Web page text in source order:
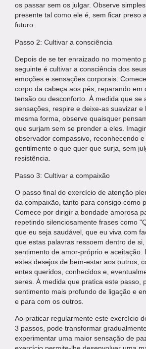
os passar sem os julgar. Observe
presente tal como ele é, sem ficar preso
futuro.
Passo 2: Cultivar a consciência
Depois de se ter enraizado no momento
seguinte é cultivar a consciência dos
emoções e sensações corporais.
corpo da cabeça aos pés, reparando em
tensão ou desconforto. À medida que se
sensações, respire e deixe-as suavizar e
mesma forma, observe quaisquer
que surjam sem se prender a eles.
observador compassivo, reconhecendo
gentilmente o que quer que surja, sem
resistência.
Passo 3: Cultivar a compaixão
O passo final do exercício de atenção
da compaixão, tanto para consigo como
Comece por dirigir a bondade amorosa
repetindo silenciosamente frases como
que eu seja saudável, que eu viva com
que estas palavras ressoem dentro de
sentimento de amor-próprio e aceitação.
estes desejos de bem-estar aos outros,
entes queridos, conhecidos e,
seres. À medida que pratica este passo,
sentimento mais profundo de ligação e
e para com os outros.
Ao praticar regularmente este exercício
3 passos, pode transformar
experimentar uma maior sensação de